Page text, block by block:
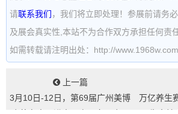
请联系我们 ，我们将立即处理！参展前请务
及展会真实性,本站不为合作双方承担任何责
如需转载请注明出处：http://
上一篇
3月10日-12日，第69届广州美博
万亿养生